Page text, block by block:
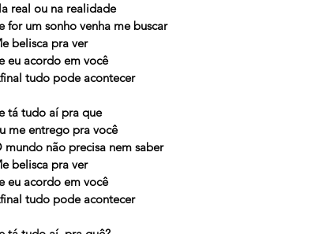
real ou na realidade
for um sonho venha me buscar
belisca pra ver
eu acordo em você
tudo pode acontecer
tá tudo aí pra que
me entrego pra você
mundo não precisa nem saber
belisca pra ver
eu acordo em você
tudo pode acontecer